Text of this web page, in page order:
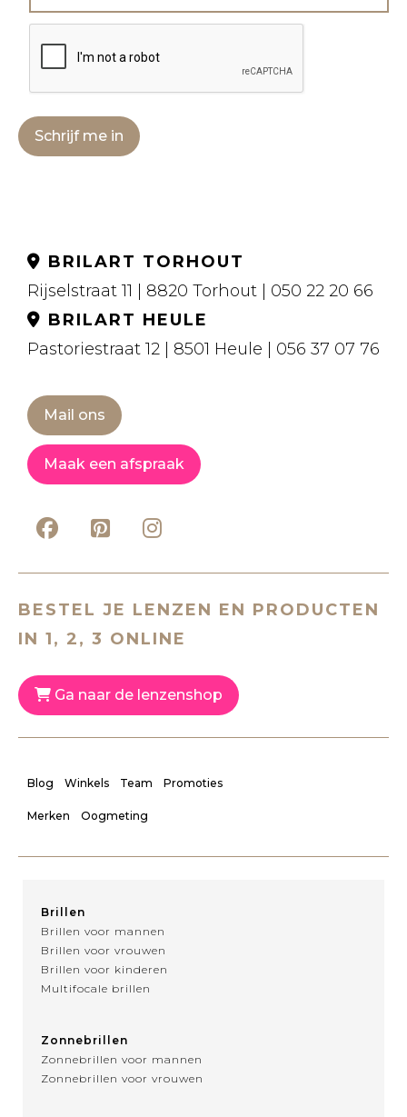
Schrijf me in
BRILART TORHOUT
Rijselstraat 11 | 8820 Torhout | 050 22 20 66
BRILART HEULE
Pastoriestraat 12 | 8501 Heule | 056 37 07 76
Mail ons
Maak een afspraak
BESTEL JE LENZEN EN PRODUCTEN
IN 1, 2, 3 ONLINE
Ga naar de lenzenshop
Blog Winkels Team Promoties
Merken Oogmeting
Brillen
Brillen voor mannen
Brillen voor vrouwen
Brillen voor kinderen
Multifocale brillen
Zonnebrillen
Zonnebrillen voor mannen
Zonnebrillen voor vrouwen